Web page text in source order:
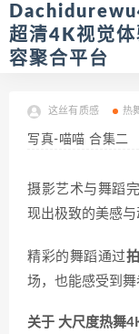
超清4K视觉体
容聚合平台
这丝有质感 热
写真-喵喵 合集二
摄影艺术与舞蹈
现出极致的美感与
精彩的舞蹈通过
场，也能感受到舞
关于 大尺度热舞